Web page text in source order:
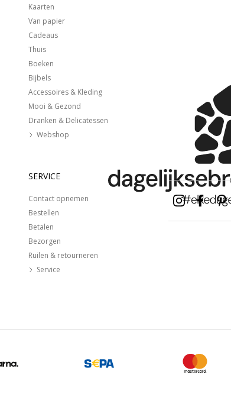
Kaarten
Van papier
Cadeaus
Thuis
Boeken
Bijbels
Accessoires & Kleding
Mooi & Gezond
Dranken & Delicatessen
Webshop
SERVICE
Contact opnemen
Bestellen
Betalen
Bezorgen
Ruilen & retourneren
Service